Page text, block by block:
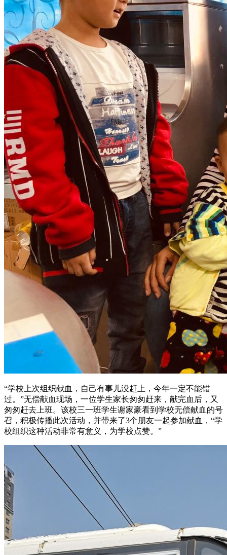
“学校上次组织献血，自己有事儿没赶上，今年一定不能错
过。”无偿献血现场，一位学生家长匆匆赶来，献完血后，又
匆匆赶去上班。该校三一班学生谢家豪看到学校无偿献血的号
召，积极传播此次活动，并带来了3个朋友一起参加献血，“学
校组织这种活动非常有意义，为学校点赞。”